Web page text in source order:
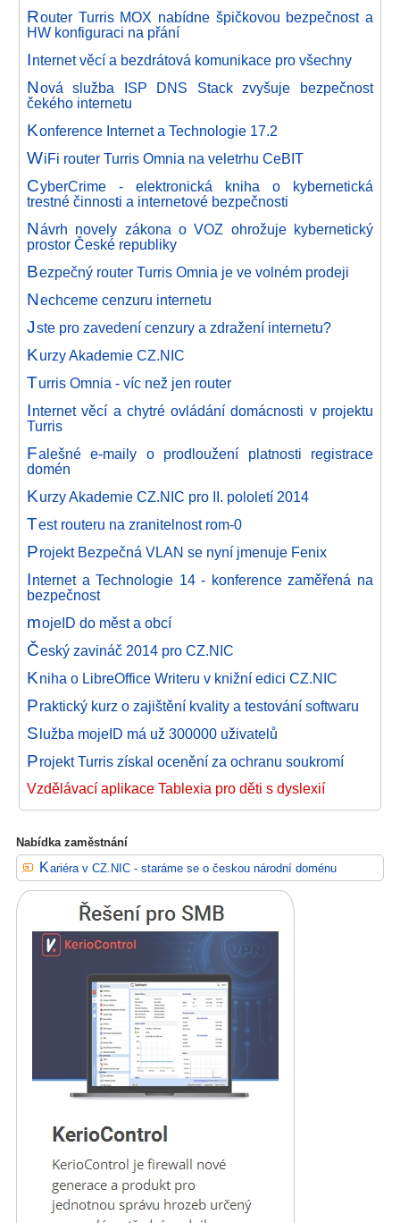
Router Turris MOX nabídne špičkovou bezpečnost a
HW konfiguraci na přání
Internet věcí a bezdrátová komunikace pro všechny
Nová služba ISP DNS Stack zvyšuje bezpečnost
čekého internetu
Konference Internet a Technologie 17.2
WiFi router Turris Omnia na veletrhu CeBIT
CyberCrime - elektronická kniha o kybernetická
trestné činnosti a internetové bezpečnosti
Návrh novely zákona o VOZ ohrožuje kybernetický
prostor České republiky
Bezpečný router Turris Omnia je ve volném prodeji
Nechceme cenzuru internetu
Jste pro zavedení cenzury a zdražení internetu?
Kurzy Akademie CZ.NIC
Turris Omnia - víc než jen router
Internet věcí a chytré ovládání domácnosti v projektu
Turris
Falešné e-maily o prodloužení platnosti registrace
domén
Kurzy Akademie CZ.NIC pro II. pololetí 2014
Test routeru na zranitelnost rom-0
Projekt Bezpečná VLAN se nyní jmenuje Fenix
Internet a Technologie 14 - konference zaměřená na
bezpečnost
mojeID do měst a obcí
Český zavináč 2014 pro CZ.NIC
Kniha o LibreOffice Writeru v knižní edici CZ.NIC
Praktický kurz o zajištění kvality a testování softwaru
S lužba mojeID má už 300000 uživatelů
Projekt Turris získal ocenění za ochranu soukromí
Vzdělávací aplikace Tablexia pro děti s dyslexií
Nabídka zaměstnání
Kariéra v CZ.NIC - staráme se o českou národní doménu